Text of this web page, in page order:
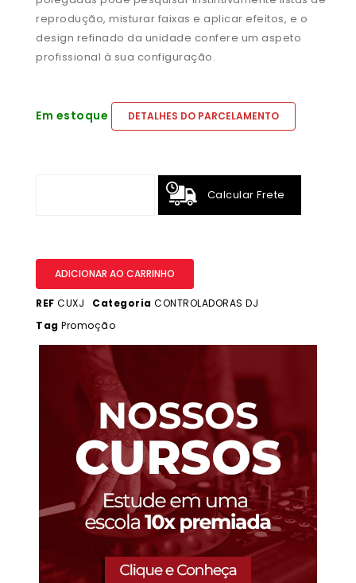
reprodução, misturar faixas e aplicar efeitos, e o
design refinado da unidade confere um aspeto
profissional à sua configuração.
Em estoque DETALHES DO PARCELAMENTO
Calcular Frete
ADICIONAR AO CARRINHO
REF CUXJ Categoria CONTROLADORAS DJ
Tag Promoção